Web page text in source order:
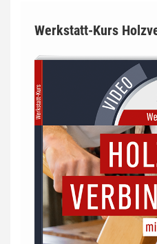
Werkstatt-Kurs